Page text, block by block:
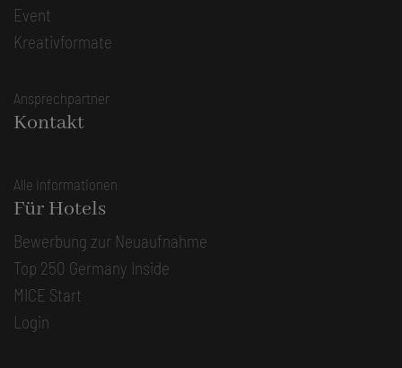
Event
Kreativformate
Ansprechpartner
Kontakt
Alle Informationen
Für Hotels
Bewerbung zur Neuaufnahme
Top 250 Germany Inside
MICE Start
Login